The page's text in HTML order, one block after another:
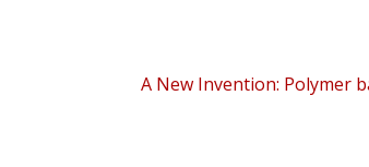
A New Invention: Polymer